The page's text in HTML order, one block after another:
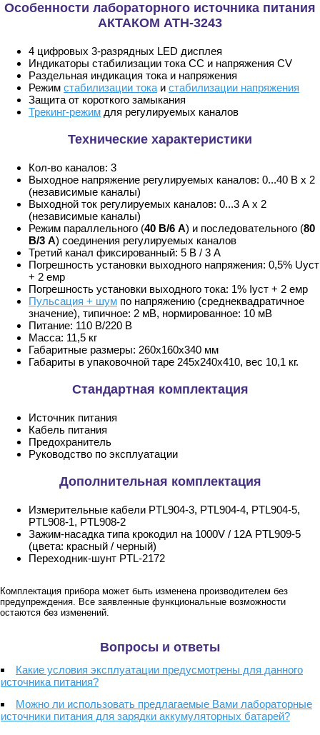
Особенности лабораторного источника питания
АКТАКОМ АТН-3243
4 цифровых 3-разрядных LED дисплея
Индикаторы стабилизации тока СС и напряжения CV
Раздельная индикация тока и напряжения
Режим стабилизации тока и стабилизации напряжения
Защита от короткого замыкания
Трекинг-режим для регулируемых каналов
Технические характеристики
Кол-во каналов: 3
Выходное напряжение регулируемых каналов: 0...40 В х 2
(независимые каналы)
Выходной ток регулируемых каналов: 0...3 А х 2
(независимые каналы)
Режим параллельного (40 В/6 А) и последовательного (80
В/3 А) соединения регулируемых каналов
Третий канал фиксированный: 5 В / 3 А
Погрешность установки выходного напряжения: 0,5% Uуст
+ 2 емр
Погрешность установки выходного тока: 1% Iуст + 2 емр
Пульсация + шум по напряжению (среднеквадратичное
значение), типичное: 2 мВ, нормированное: 10 мВ
Питание: 110 В/220 В
Масса: 11,5 кг
Габаритные размеры: 260х160х340 мм
Габариты в упаковочной таре 245х240х410, вес 10,1 кг.
Стандартная комплектация
Источник питания
Кабель питания
Предохранитель
Руководство по эксплуатации
Дополнительная комплектация
Измерительные кабели PTL904-3, PTL904-4, PTL904-5,
PTL908-1, PTL908-2
Зажим-насадка типа крокодил на 1000V / 12А PTL909-5
(цвета: красный / черный)
Переходник-шунт PTL-2172
Комплектация прибора может быть изменена производителем без
предупреждения. Все заявленные функциональные возможности
остаются без изменений.
Вопросы и ответы
Какие условия эксплуатации предусмотрены для данного
источника питания?
Можно ли использовать предлагаемые Вами лабораторные
источники питания для зарядки аккумуляторных батарей?